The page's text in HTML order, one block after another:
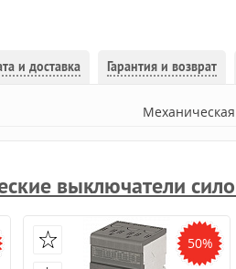
и доставка Гарантия и возврат
выключатели
50%